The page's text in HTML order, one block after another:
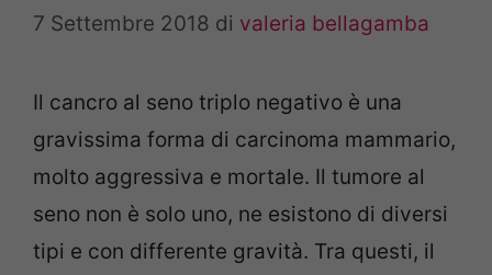
7 Settembre 2018 di valeria bellagamba
Il cancro al seno triplo negativo è una
gravissima forma di carcinoma mammario,
molto aggressiva e mortale. Il tumore al
seno non è solo uno, ne esistono di diversi
tipi e con differente gravità. Tra questi, il